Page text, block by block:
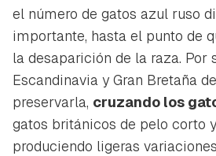
el número de gatos azul ruso
importante, hasta el punto de
la desaparición de la raza. Por
Escandinavia y Gran Bretaña
preservarla, cruzando los
gatos británicos de pelo corto
produciendo ligeras